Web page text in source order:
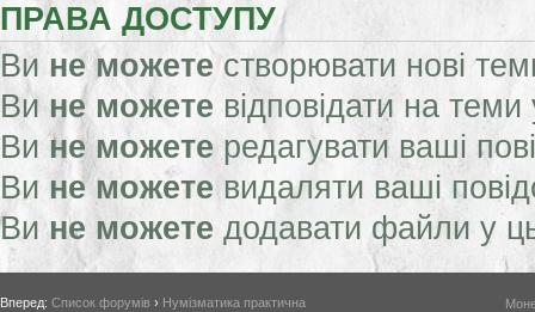
ПРАВА ДОСТУПУ
Ви не можетестворювати нові
Вине можете відповідати на
Вине можете редагувати ваші
Ви не можете видаляти ваші
Вине можете додавати файли у
Вперед: Список форумів › Нумізматика практична